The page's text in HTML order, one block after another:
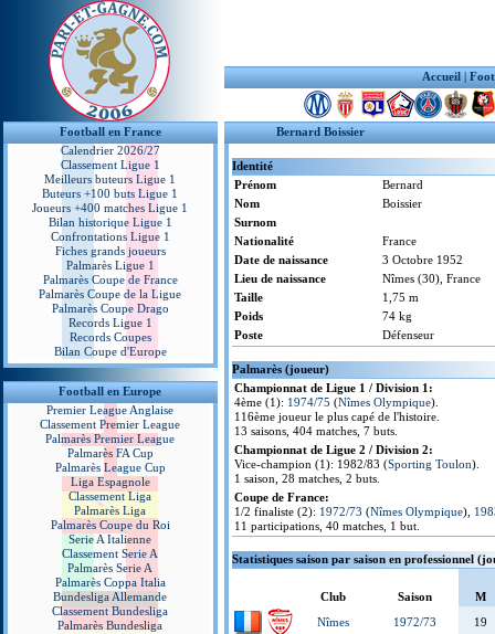
Accueil |
Football en France
Calendrier 2026/27
Classement Ligue 1
Meilleurs buteurs Ligue 1
Buteurs +100 buts Ligue 1
Joueurs +400 matches Ligue 1
Bilan historique Ligue 1
Confrontations Ligue 1
Fiches grands joueurs
Palmarès Ligue 1
Palmarès Coupe de France
Palmarès Coupe de la Ligue
Palmarès Coupe Drago
Records Ligue 1
Records Coupes
Bilan Coupe d'Europe
Football en Europe
Premier League Anglaise
Classement Premier League
Palmarès Premier League
Palmarès FA Cup
Palmarès League Cup
Liga Espagnole
Classement Liga
Palmarès Liga
Palmarès Coupe du Roi
Serie A Italienne
Classement Serie A
Palmarès Serie A
Palmarès Coppa Italia
Bundesliga Allemande
Classement Bundesliga
Palmarès Bundesliga
Bernard Boissier
Identité
Prénom
Bernard
Nom
Boissier
Surnom
Nationalité
France
Date de naissance
3 Octobre 1952
Lieu de naissance
Nîmes (30), France
Taille
1,75 m
Poids
74 kg
Poste
Défenseur
Palmarès (joueur)
Championnat de Ligue 1 / Division 1:
4ème (1): 1974/75 (Nîmes Olympique).
116ème joueur le plus capé de l'histoire.
13 saisons, 404 matches, 7 buts.
Championnat de Ligue 2 / Division 2:
Vice-champion (1): 1982/83 (Sporting Toulon).
1 saison, 28 matches, 2 buts.
Coupe de France:
1/2 finaliste (2): 1972/73 (Nîmes Olympique),
11 participations, 40 matches, 1 but.
Statistiques saison par saison en professionnel
Club Saison
M
Nîmes
1972/73 19